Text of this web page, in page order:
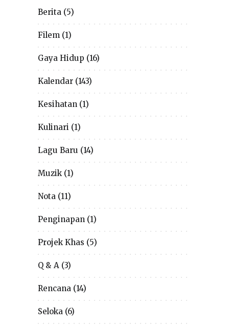
Berita (5)
Filem (1)
Gaya Hidup (16)
Kalendar (143)
Kesihatan (1)
Kulinari (1)
Lagu Baru (14)
Muzik(1)
Nota (11)
Penginapan (1)
Projek Khas (5)
Q & A (3)
Rencana (14)
Seloka (6)